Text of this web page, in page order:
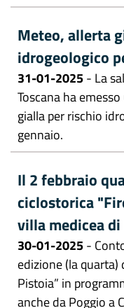
Meteo, allerta
idrogeologico
31-01-2025- La
Toscana ha
gialla per rischio
gennaio.
Il 2 febbraio
ciclostorica
villa medicea di
30-01-2025-
edizione (la quarta)
Pistoia” in
anche da Poggio a